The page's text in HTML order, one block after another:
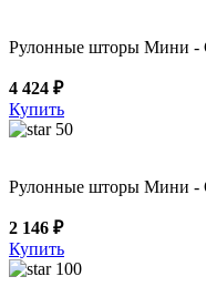
Рулонные шторы Мини -
4 424 ₽
Купить
50
Рулонные шторы Мини -
2 146 ₽
Купить
100